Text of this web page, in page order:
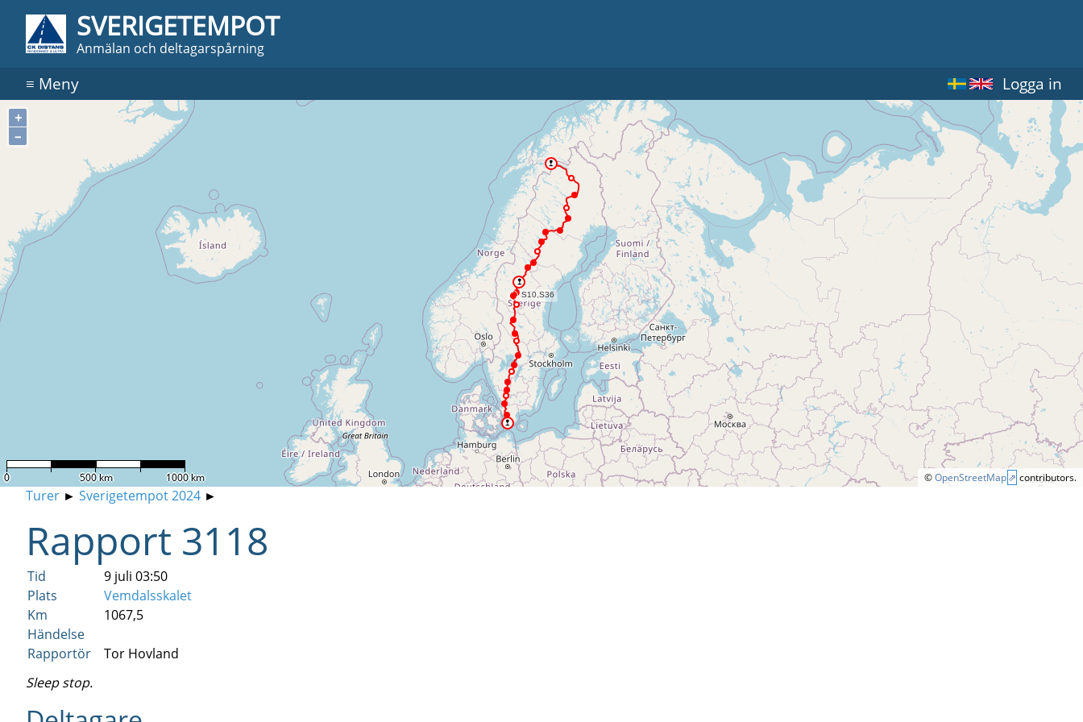
SVERIGETEMPOT
Anmälan och deltagarspårning
≡ Meny Logga in
+
–
©OpenStreetMap contributors.
0 500 km 1000 km
Turer ► Sverigetempot 2024 ►
Rapport 3118
Tid
9 juli 03:50
Plats
Vemdalsskalet
Km
1067,5
Händelse
Rapportör
Tor Hovland
Sleep stop.